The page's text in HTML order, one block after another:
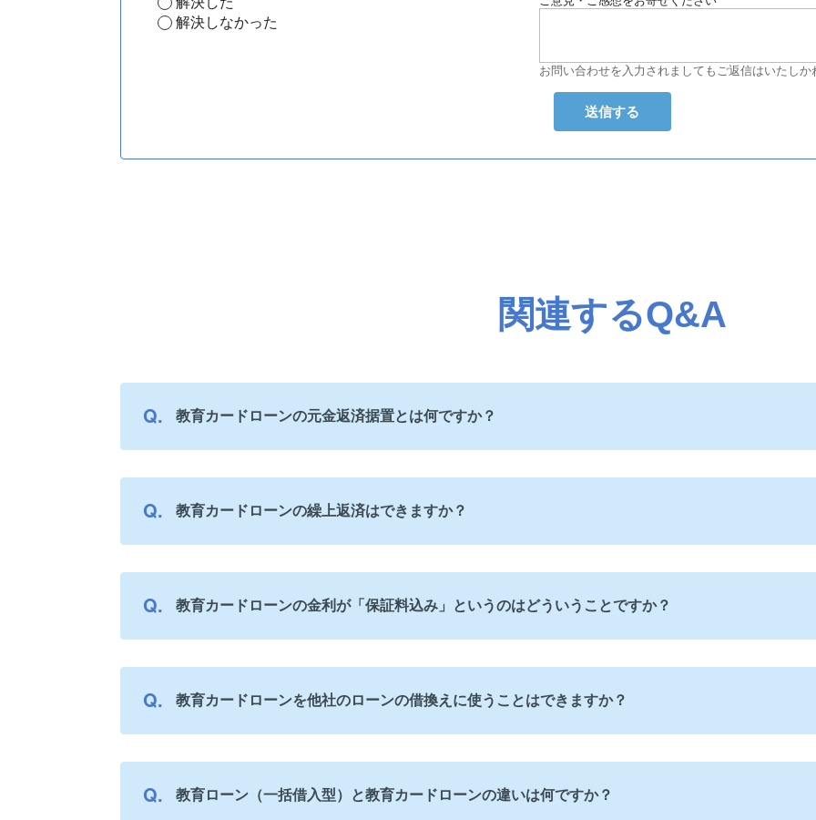
解決しなかった
お問い合わせを入力されましてもご返信はいたしか
関連するQ&A
教育カードローンの元金返済据置とは何ですか？
教育カードローンの繰上返済はできますか？
教育カードローンの金利が「保証料込み」というのはどういうことですか？
教育カードローンを他社のローンの借換えに使うことはできますか？
教育ローン（一括借入型）と教育カードローンの違いは何ですか？